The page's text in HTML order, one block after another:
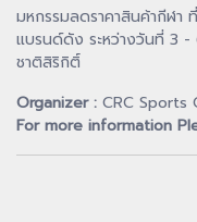
มหกรรมลดราคาสินค้ากีฬา
แบรนด์ดัง ระหว่างวันที่ 3
ชาติสิริกิติ์
Organizer : CRC Sports
For more information